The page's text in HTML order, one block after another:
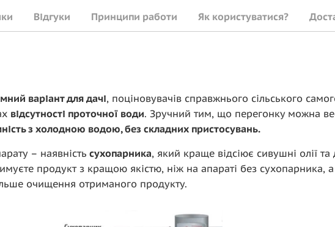
Відгуки Принципи работи Як користуватися?
варіант для дачі, поціновувачів справжнього сільського
відсутності проточної води. Зручний тим, що перегонку можна
з холодною водою, без складних пристосувань.
– наявність сухопарника, який краще відсіює сивушні олії
продукт з кращою якістю, ніж на апараті без сухопарника,
очищення отриманого продукту.